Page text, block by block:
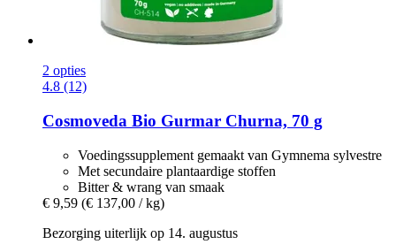
2 opties
4.8 (12)
Cosmoveda Bio Gurmar Churna, 70 g
Voedingssupplement gemaakt van Gymnema sylvestre
Met secundaire plantaardige stoffen
Bitter & wrang van smaak
€ 9,59 (€ 137,00 / kg)
Bezorging uiterlijk op 14. augustus